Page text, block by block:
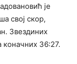
је
свој скор,
Звездиних
36:27.